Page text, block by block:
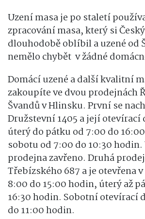
Uzení masa je po staletí
zpracování masa, který si
dlouhodobě oblíbil a uzené od
nemělo chybět v žádné
Domácí uzené a další kvalitní
zakoupíte ve dvou prodejnách
Švandů v Hlinsku. První se
Družstevní 1405 a její otevírací
úterý do pátku od 7:00 do
sobotu od 7:00 do 10:30
prodejna zavřeno. Druhá
Třebízského 687 a je otevřena
8:00 do 15:00 hodin, úterý až
16:30 hodin. Sobotní otevírací
do 11:00 hodin.